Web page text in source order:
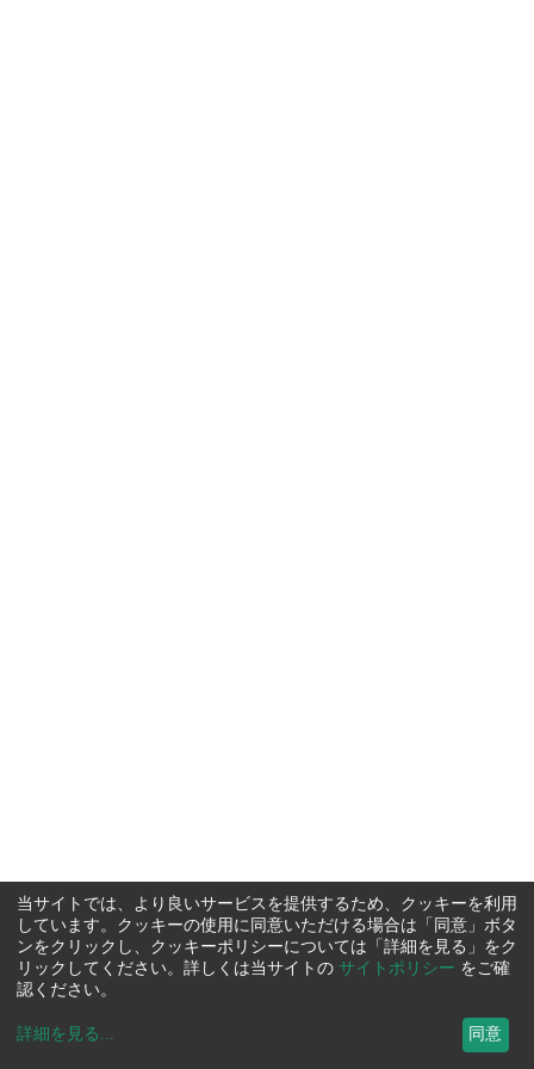
当サイトでは、より良いサービスを提供するため、クッキーを利用
しています。クッキーの使用に同意いただける場合は「同意」ボタ
ンをクリックし、クッキーポリシーについては「詳細を見る」をク
リックしてください。詳しくは当サイトの サイトポリシー をご確
認ください。
詳細を見る ... 同意